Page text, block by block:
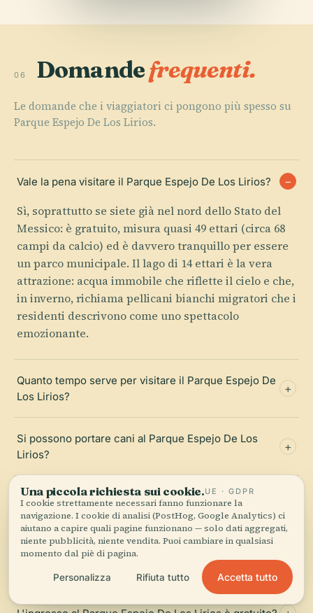
06 Domandefrequenti.
Le domande che i viaggiatori ci pongono più spesso su
Parque Espejo De Los Lirios.
Vale la pena visitare il Parque Espejo De Los Lirios?
Sì, soprattutto se siete già nel nord dello Stato del
Messico: è gratuito, misura quasi 49 ettari (circa 68
campi da calcio) ed è davvero tranquillo per essere
un parco municipale. Il lago di 14 ettari è la vera
attrazione: acqua immobile che riflette il cielo e che,
in inverno, richiama pellicani bianchi migratori che i
residenti descrivono come uno spettacolo
emozionante.
Quanto tempo serve per visitare il Parque Espejo De
Los Lirios?
Si possono portare cani al Parque Espejo De Los
Lirios?
Quando arrivano i pellicani al Parque Espejo De Los
Lirios?
Come si arriva al Parque Espejo De Los Lirios con i
mezzi pubblici?
Una piccola richiesta sui cookie.UE · GDPR
I cookie strettamente necessari fanno funzionare la
navigazione. I cookie di analisi (PostHog, Google Analytics) ci
aiutano a capire quali pagine funzionano — solo dati aggregati,
niente pubblicità, niente vendita. Puoi cambiare in qualsiasi
momento dal piè di pagina.
Personalizza Rifiuta tutto Accetta tutto